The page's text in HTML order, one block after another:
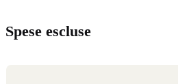
Spese escluse